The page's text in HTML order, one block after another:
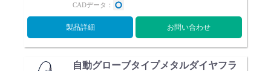
CADデータ：
製品詳細 お問い合わせ
自動グローブタイプメタルダイヤフラ